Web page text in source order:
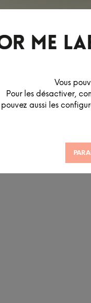
Vous
Pour les désactiver,
pouvez aussi les